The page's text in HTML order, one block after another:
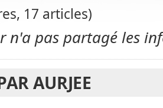
17 articles)
n'a pas partagé les
AURJEE